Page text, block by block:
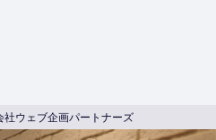
ウェブ企画パートナーズ